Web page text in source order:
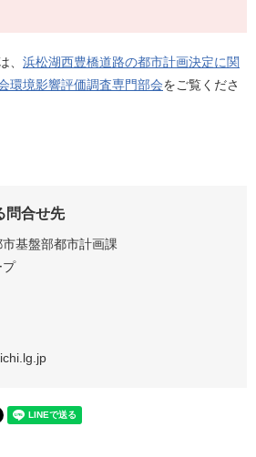
、 浜松湖西豊橋道路の都市計画決定に関
環境影響評価調査専門部会をご覧くださ
問合せ先
基盤部都市計画課
プ